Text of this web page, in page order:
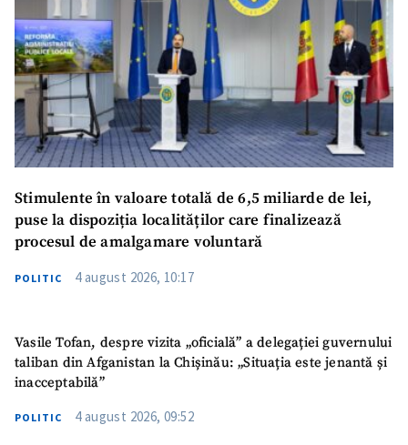
Stimulente în valoare totală de 6,5 miliarde de lei,
puse la dispoziția localităților care finalizează
procesul de amalgamare voluntară
POLITIC 4 august 2026, 10:17
Vasile Tofan, despre vizita „oficială” a delegației guvernului
taliban din Afganistan la Chișinău: „Situația este jenantă și
inacceptabilă”
POLITIC 4 august 2026, 09:52